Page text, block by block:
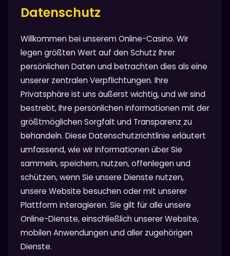
Datenschutz
Willkommen bei unserem Online-Casino. Wir
legen größten Wert auf den Schutz Ihrer
persönlichen Daten und betrachten dies als eine
unserer zentralen Verpflichtungen. Ihre
Privatsphäre ist uns äußerst wichtig, und wir sind
bestrebt, Ihre persönlichen Informationen mit der
größtmöglichen Sorgfalt und Transparenz zu
behandeln. Diese Datenschutzrichtlinie erläutert
umfassend, wie wir Informationen über Sie
sammeln, speichern, nutzen, offenlegen und
schützen, wenn Sie unsere Dienste nutzen,
unsere Website besuchen oder mit unserer
Plattform interagieren. Sie gilt für alle unsere
Online-Dienste, einschließlich unserer Website,
mobilen Anwendungen und aller zugehörigen
Dienste.